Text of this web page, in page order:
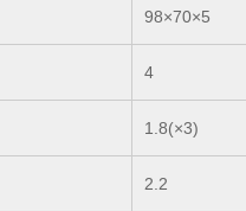
98×70×5
4
1.8(×3)
2.2